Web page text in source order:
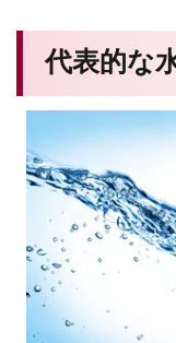
代表的な